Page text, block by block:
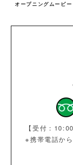
オープニングムービー
【受付：
※携帯電話か